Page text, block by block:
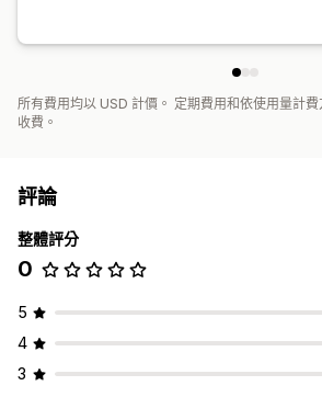
所有費用均以 USD 計價。 定期費用和依使用量計
收費。
評論
整體評分
0
5
4
3